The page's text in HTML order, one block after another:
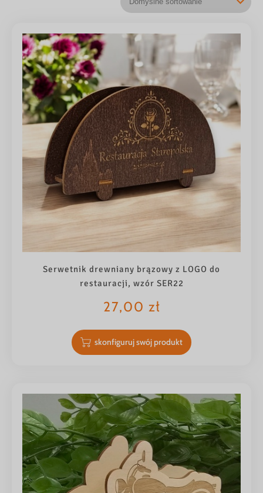
Serwetnik drewniany brązowy z LOGO do
restauracji, wzór SER22
27,00 zł
skonfiguruj swój produkt